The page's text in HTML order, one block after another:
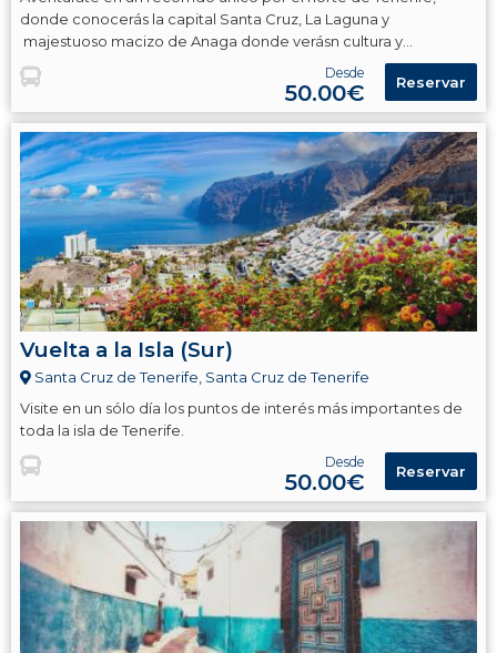
donde conocerás la capital Santa Cruz, La Laguna y
majestuoso macizo de Anaga donde verásn cultura y
naturaleza.
Desde
50.00€ Reservar
Vuelta a la Isla (Sur)
Santa Cruz de Tenerife, Santa Cruz de Tenerife
Visite en un sólo día los puntos de interés más importantes de
toda la isla de Tenerife.
Desde
50.00€ Reservar